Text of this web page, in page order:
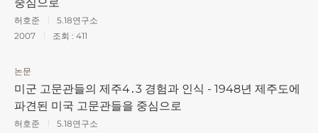
허호준
5.18연구소
2007
조회 : 411
논문
미군 고문관들의 제주4․3 경험과 인식 - 1948년 제주도에
파견된 미국 고문관들을 중심으로
허호준
5.18연구소